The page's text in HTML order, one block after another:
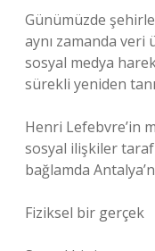
Günümüzde
aynı zamanda veri
sosyal medya
sürekli yeniden
Henri Lefebvre’in
sosyal ilişkiler
bağlamda
Fiziksel bir gerçek